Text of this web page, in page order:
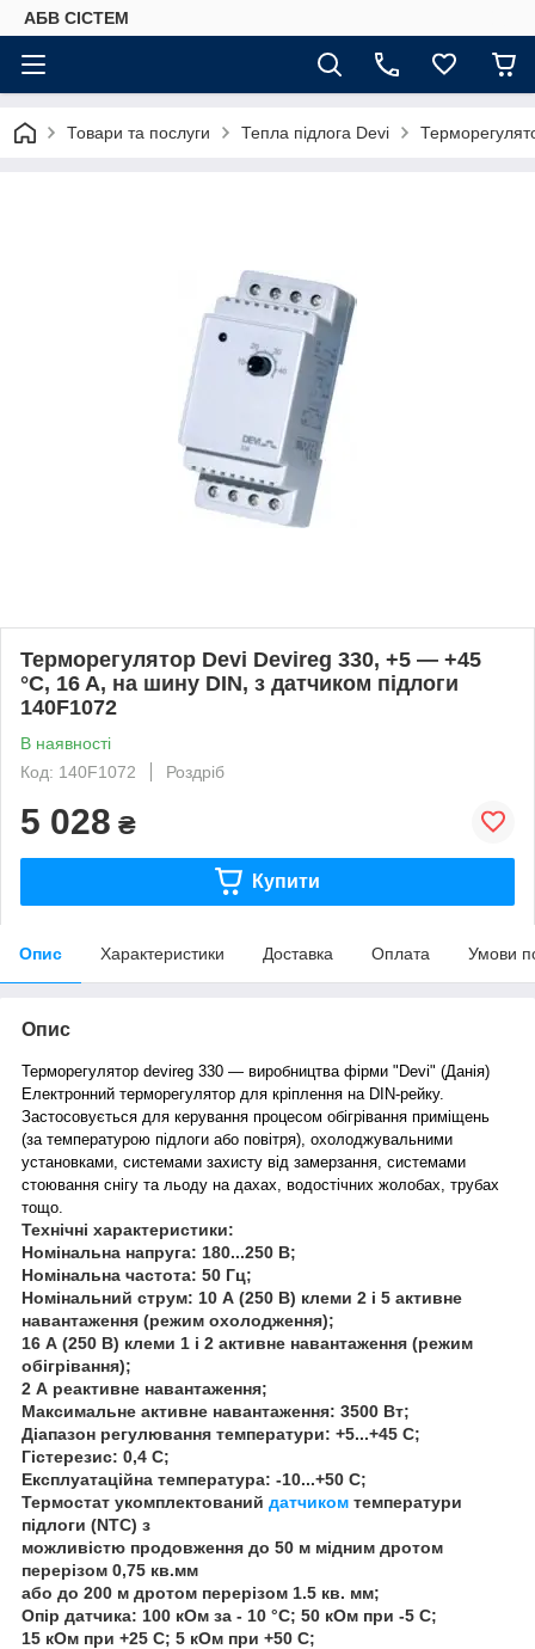
АБВ СІСТЕМ
Товари та послуги Тепла підлога Devi
Терморегулятор Devi Devireg 330, +5 — +45
°C, 16 A, на шину DIN, з датчиком підлоги
140F1072
В наявності
Код: 140F1072
Роздріб
5 028 ₴
Купити
Опис Характеристики Доставка Оплата Умови
Опис
Терморегулятор devireg 330 — виробництва фірми "Devi" (Данія)
Електронний терморегулятор для кріплення на DIN-рейку.
Застосовується для керування процесом обігрівання приміщень
(за температурою підлоги або повітря), охолоджувальними
установками, системами захисту від замерзання, системами
стоювання снігу та льоду на дахах, водостічних жолобах, трубах
тощо.
Технічні характеристики:
Номінальна напруга: 180...250 В;
Номінальна частота: 50 Гц;
Номінальний струм: 10 А (250 В) клеми 2 і 5 активне
навантаження (режим охолодження);
16 А (250 В) клеми 1 і 2 активне навантаження (режим
обігрівання);
2 А реактивне навантаження;
Максимальне активне навантаження: 3500 Вт;
Діапазон регулювання температури: +5...+45 С;
Гістерезис: 0,4 С;
Експлуатаційна температура: -10...+50 С;
Термостат укомплектований датчиком температури
підлоги (NTC) з
можливістю продовження до 50 м мідним дротом
перерізом 0,75 кв.мм
або до 200 м дротом перерізом 1.5 кв. мм;
Опір датчика: 100 кОм за - 10 °C; 50 кОм при -5 С;
15 кОм при +25 С; 5 кОм при +50 С;